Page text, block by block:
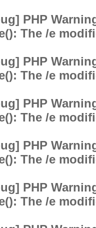
PHP
The /e
PHP
The /e
PHP
The /e
PHP
The /e
PHP
The /e